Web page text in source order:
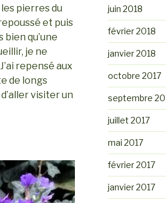
pierres du
et puis
bien qu’une
je ne
repensé aux
de longs
visiter un
juin 2018
février 2018
janvier 2018
octobre 2017
septembre
juillet 2017
mai 2017
février 2017
janvier 2017